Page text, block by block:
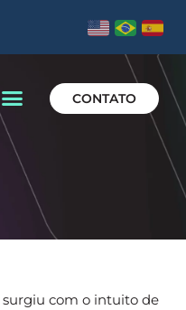
CONTATO
surgiu com o intuito de